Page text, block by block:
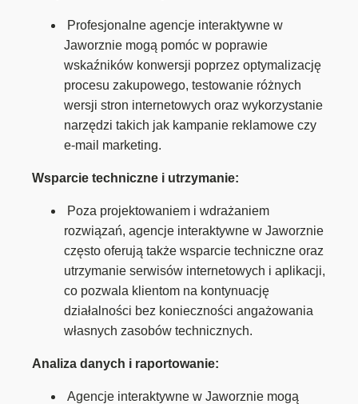
Profesjonalne agencje interaktywne w
Jaworznie mogą pomóc w poprawie
wskaźników konwersji poprzez optymalizację
procesu zakupowego, testowanie różnych
wersji stron internetowych oraz wykorzystanie
narzędzi takich jak kampanie reklamowe czy
e-mail marketing.
Wsparcie techniczne i utrzymanie:
Poza projektowaniem i wdrażaniem
rozwiązań, agencje interaktywne w Jaworznie
często oferują także wsparcie techniczne oraz
utrzymanie serwisów internetowych i aplikacji,
co pozwala klientom na kontynuację
działalności bez konieczności angażowania
własnych zasobów technicznych.
Analiza danych i raportowanie:
Agencje interaktywne w Jaworznie mogą